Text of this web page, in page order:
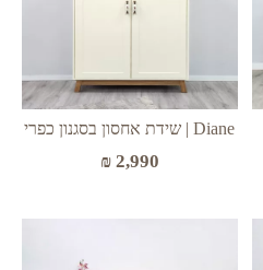
Diane | שידת אחסון בסגנון כפרי
₪2,990